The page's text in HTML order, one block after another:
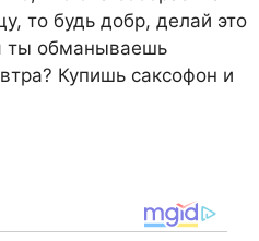
то будь добр, делай это
ты обманываешь
Купишь саксофон и